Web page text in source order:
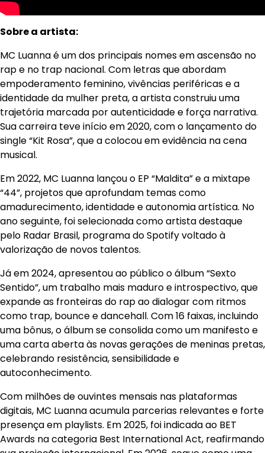
Sobre a artista:
MC Luanna é um dos principais nomes em ascensão no
rap e no trap nacional. Com letras que abordam
empoderamento feminino, vivências periféricas e a
identidade da mulher preta, a artista construiu uma
trajetória marcada por autenticidade e força narrativa.
Sua carreira teve início em 2020, com o lançamento do
single “Kit Rosa”, que a colocou em evidência na cena
musical.
Em 2022, MC Luanna lançou o EP “Maldita” e a mixtape
“44”, projetos que aprofundam temas como
amadurecimento, identidade e autonomia artística. No
ano seguinte, foi selecionada como artista destaque
pelo Radar Brasil, programa do Spotify voltado à
valorização de novos talentos.
Já em 2024, apresentou ao público o álbum “Sexto
Sentido”, um trabalho mais maduro e introspectivo, que
expande as fronteiras do rap ao dialogar com ritmos
como trap, bounce e dancehall. Com 16 faixas, incluindo
uma bônus, o álbum se consolida como um manifesto e
uma carta aberta às novas gerações de meninas pretas,
celebrando resistência, sensibilidade e
autoconhecimento.
Com milhões de ouvintes mensais nas plataformas
digitais, MC Luanna acumula parcerias relevantes e forte
presença em playlists. Em 2025, foi indicada ao BET
Awards na categoria Best International Act, reafirmando